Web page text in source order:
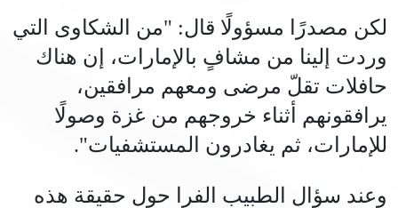
لكن مصدرًا مسؤولًا قال: "من الشكاوى التي
وردت إلينا من مشافٍ بالإمارات، إن هناك
حافلات تقلّ مرضى ومعهم مرافقين،
يرافقونهم أثناء خروجهم من غزة وصولًا
للإمارات، ثم يغادرون المستشفيات".
وعند سؤال الطبيب الفرا حول حقيقة هذه